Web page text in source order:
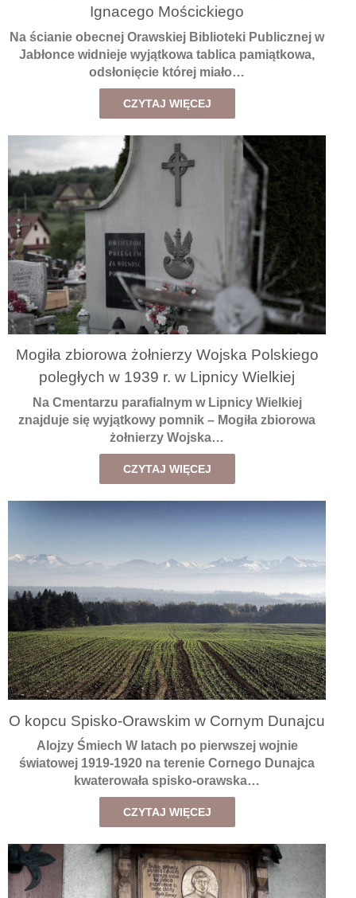
Ignacego Mościckiego
Na ścianie obecnej Orawskiej Biblioteki Publicznej w
Jabłonce widnieje wyjątkowa tablica pamiątkowa,
odsłonięcie której miało…
CZYTAJ WIĘCEJ
Mogiła zbiorowa żołnierzy Wojska Polskiego
poległych w 1939 r. w Lipnicy Wielkiej
Na Cmentarzu parafialnym w Lipnicy Wielkiej
znajduje się wyjątkowy pomnik – Mogiła zbiorowa
żołnierzy Wojska…
CZYTAJ WIĘCEJ
O kopcu Spisko-Orawskim w Cornym Dunajcu
Alojzy Śmiech W latach po pierwszej wojnie
światowej 1919-1920 na terenie Cornego Dunajca
kwaterowała spisko-orawska…
CZYTAJ WIĘCEJ